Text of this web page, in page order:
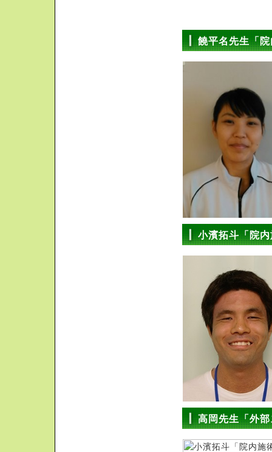
饒平名先生「
小濱拓斗「院
高岡先生「外